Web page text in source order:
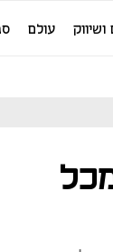
עולם